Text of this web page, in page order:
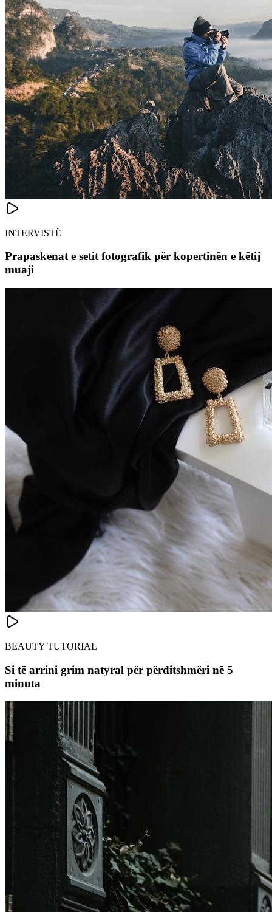
INTERVISTË
Prapaskenat e setit fotografik për kopertinën e këtij
muaji
BEAUTY TUTORIAL
Si të arrini grim natyral për përditshmëri në 5
minuta